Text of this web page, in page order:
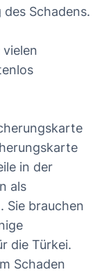
Schadens.
vielen
in der
als
Sie brauchen
die Türkei.
Schaden